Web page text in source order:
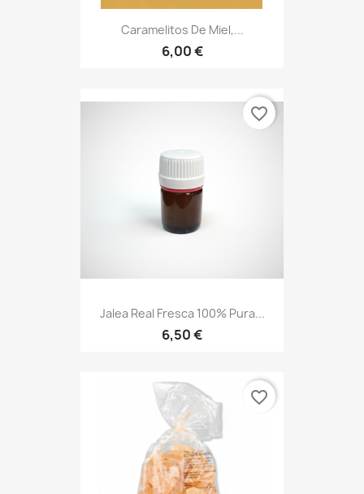
Caramelitos De Miel,...
6,00 €
Jalea Real Fresca 100% Pura...
6,50 €
favorite_border
favorite_border